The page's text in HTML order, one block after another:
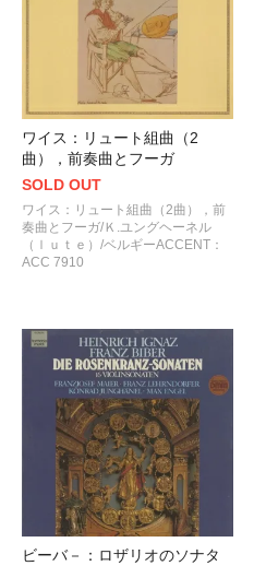
ワイス：リュート組曲（2
曲），前奏曲とフーガ
SOLD OUT
ワイス：リュート組曲（2曲），前
奏曲とフーガ/Ｋ.ユングヘーネル
（ｌｕｔｅ）/ベルギーACCENT：
ACC 7910
ビーバ－：ロザリオのソナタ